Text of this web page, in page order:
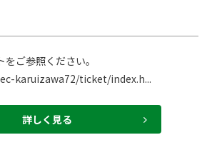
karuizawa72/ticket/index.h...
詳しく見る